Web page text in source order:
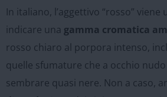
In italiano, l’aggettivo “rosso”
indicare una gamma cromatica
rosso chiaro al porpora intenso,
quelle sfumature che a occhio
sembrare quasi nere. Non a caso,